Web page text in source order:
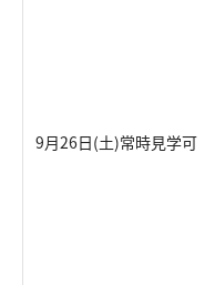
9月26日(土)常時見学可